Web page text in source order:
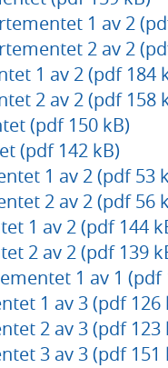
1 av 2
2 av 2
1 av 2 (pdf 184
2 av 2 (pdf 158
(pdf 150 kB)
(pdf 142 kB)
1 av 2 (pdf 53
2 av 2 (pdf 56
1 av 2 (pdf 144
2 av 2 (pdf 139
1 av 1 (pdf
1 av 3 (pdf 126
2 av 3 (pdf 123
3 av 3 (pdf 151